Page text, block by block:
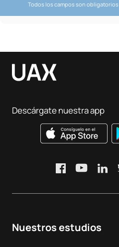
Todos los campos son obligatorios
Nuestros estudios
Descárgate nuestra app